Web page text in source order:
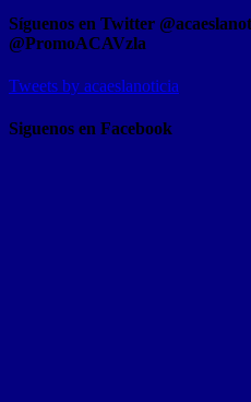
Síguenos en Twitter
@PromoACAVzla
Tweets by acaeslanoticia
Siguenos en Facebook